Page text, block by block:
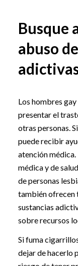
Busque
abuso
Los hombres
presentar el
otras personas.
puede recibir
atención
médica y de
de personas
también ofrecen
sustancias
sobre recursos
Si fuma
dejar de hacerlo